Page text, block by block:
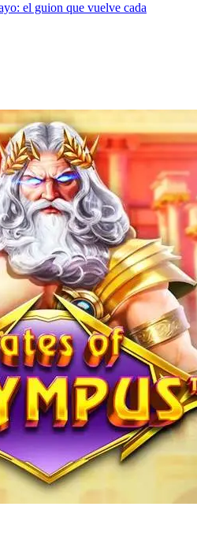
el guion que vuelve cada